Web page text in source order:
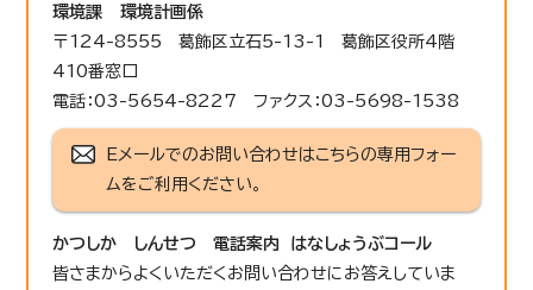
環境課
環境計画係
〒124-8555 葛飾区立石5-13-1 葛飾区役所4階
410番窓口
電話：03-5654-8227 ファクス：03-5698-1538
Eメールでのお問い合わせはこちらの専用フォー
ムをご利用ください。
かつしか しんせつ 電話案内 はなしょうぶコール
皆さまからよくいただくお問い合わせにお答えしていま